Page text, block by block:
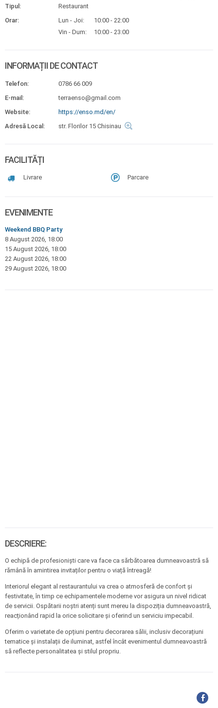
Tipul:
Restaurant
Orar:
Lun - Joi:
10:00 - 22:00
Vin - Dum:
10:00 - 23:00
INFORMAȚII DE CONTACT
Telefon:
0786 66 009
E-mail:
terraenso@gmail.com
Website:
https://enso.md/en/
Adresă Local:
str. Florilor 15 Chisinau
FACILITĂȚI
Livrare Parcare
EVENIMENTE
Weekend BBQ Party
8 August 2026, 18:00
15 August 2026, 18:00
22 August 2026, 18:00
29 August 2026, 18:00
DESCRIERE:
O echipă de profesioniști care va face ca sărbătoarea dumneavoastră să
rămână în amintirea invitaților pentru o viață întreagă!
Interiorul elegant al restaurantului va crea o atmosferă de confort și
festivitate, în timp ce echipamentele moderne vor asigura un nivel ridicat
de servicii. Ospătarii noștri atenți sunt mereu la dispoziția dumneavoastră,
reacționând rapid la orice solicitare și oferind un serviciu impecabil.
Oferim o varietate de opțiuni pentru decorarea sălii, inclusiv decorațiuni
tematice și instalații de iluminat, astfel încât evenimentul dumneavoastră
să reflecte personalitatea și stilul propriu.